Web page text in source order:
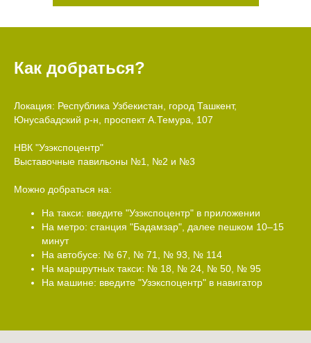
Как добраться?
Локация: Республика Узбекистан, город Ташкент,
Юнусабадский р-н, проспект А.Темура, 107
НВК "Узэкспоцентр"
Выставочные павильоны №1, №2 и №3
Можно добраться на:
На такси: введите "Узэкспоцентр" в приложении
На метро: станция "Бадамзар", далее пешком 10–15
минут
На автобусе: № 67, № 71, № 93, № 114
На маршрутных такси: № 18, № 24, № 50, № 95
На машине: введите "Узэкспоцентр" в навигатор